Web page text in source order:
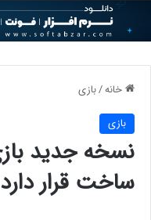
خانه/بازی
بازی
ساخت قرار دارد